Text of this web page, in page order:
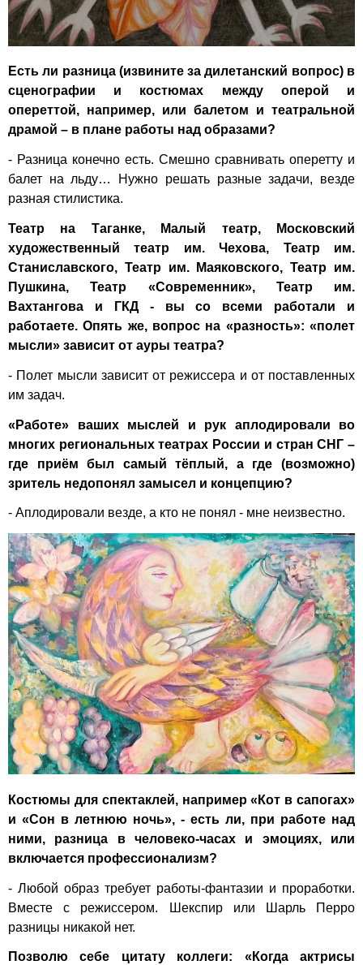
Есть ли разница (извините за дилетанский вопрос) в
сценографии и костюмах между оперой и
опереттой, например, или балетом и театральной
драмой – в плане работы над образами?
- Разница конечно есть. Смешно сравнивать оперетту и
балет на льду… Нужно решать разные задачи, везде
разная стилистика.
Театр на Таганке, Малый театр, Московский
художественный театр им. Чехова, Театр им.
Станиславского, Театр им. Маяковского, Театр им.
Пушкина, Театр «Современник», Театр им.
Вахтангова и ГКД - вы со всеми работали и
работаете. Опять же, вопрос на «разность»: «полет
мысли» зависит от ауры театра?
- Полет мысли зависит от режиссера и от поставленных
им задач.
«Работе» ваших мыслей и рук аплодировали во
многих региональных театрах России и стран СНГ –
где приём был самый тёплый, а где (возможно)
зритель недопонял замысел и концепцию?
- Аплодировали везде, а кто не понял - мне неизвестно.
Костюмы для спектаклей, например «Кот в сапогах»
и «Сон в летнюю ночь», - есть ли, при работе над
ними, разница в человеко-часах и эмоциях, или
включается профессионализм?
- Любой образ требует работы-фантазии и проработки.
Вместе с режиссером. Шекспир или Шарль Перро
разницы никакой нет.
Позволю себе цитату коллеги: «Когда актрисы